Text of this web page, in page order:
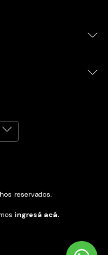
reservados.
ingresá acá.